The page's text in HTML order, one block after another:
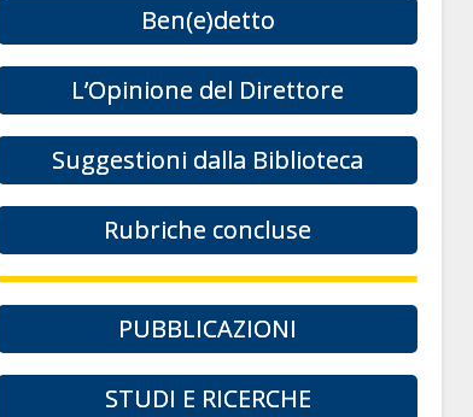
Ben(e)detto
L’Opinione del Direttore
Suggestioni dalla Biblioteca
Rubriche concluse
PUBBLICAZIONI
STUDI E RICERCHE